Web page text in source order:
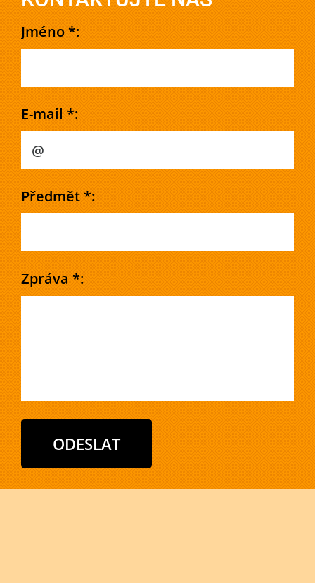
Jméno *:
E-mail *:
Předmět *:
Zpráva *: